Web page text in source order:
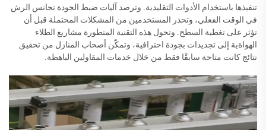
تنفيذها باستخدام الأدوات التقليدية. وترصد آليات ضبط الجودة تجانس الرش
في الوقت الفعلي، وتحذر المستخدمين من المشكلات المحتملة قبل أن
تؤثر على تغطية السطح. وتحول هذه التقنية المتطورة مشاريع الطلاء
الهواةية إلى تجديدات بجودة احترافية، وتمكّن أصحاب المنازل من تحقيق
نتائج كانت متاحة سابقًا فقط من خلال خدمات المقاولين الباهظة.